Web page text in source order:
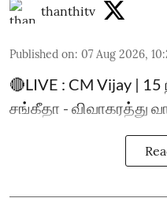
thanthitv
Published on: 07 Aug 2026,
🔴LIVE : CM Vijay | 15
சங்கீதா - விவாகரத்து